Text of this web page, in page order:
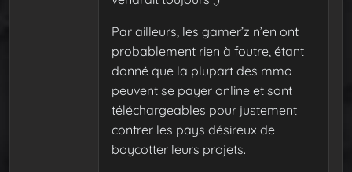
Par ailleurs, les gamer’z n’en ont
probablement rien à foutre, étant
donné que la plupart des mmo
peuvent se payer online et sont
téléchargeables pour justement
contrer les pays désireux de
boycotter leurs projets.